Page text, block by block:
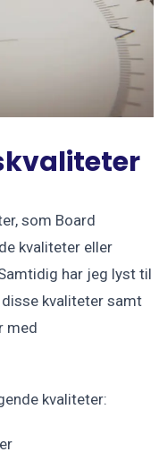
som Board
kvaliteter eller
har jeg lyst til
kvaliteter samt
med
kvaliteter: